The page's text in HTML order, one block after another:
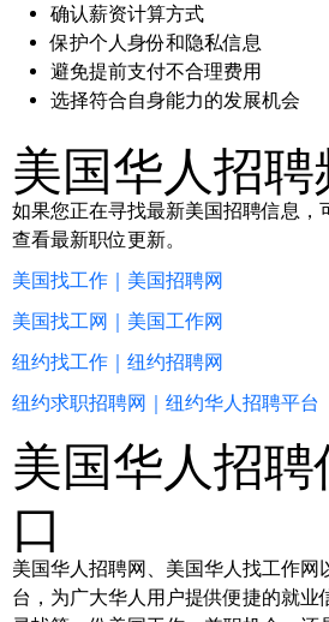
确认薪资计算方式
保护个人身份和隐私信息
避免提前支付不合理费用
选择符合自身能力的发展机会
美国华人招
如果您正在寻找最新美国招聘信息，
查看最新职位更新。
美国找工作｜美国招聘网
美国找工网｜美国工作网
纽约找工作｜纽约招聘网
纽约求职招聘网｜纽约华人招聘平台
美国华人招
口
美国华人招聘网、美国华人找工作网
台，为广大华人用户提供便捷的就业